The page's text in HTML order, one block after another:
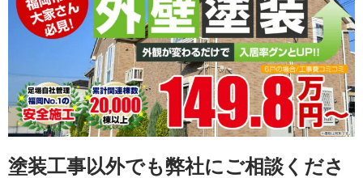
塗装工事以外でも弊社にご相談くださ